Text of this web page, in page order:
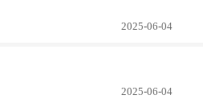
2025-06-04
2025-06-04